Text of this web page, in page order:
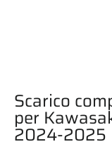
Scarico
per
2024-2025